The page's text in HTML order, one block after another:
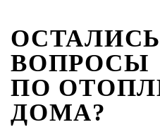
ОСТАЛИСЬ
ВОПРОСЫ
ПО
ДОМА?